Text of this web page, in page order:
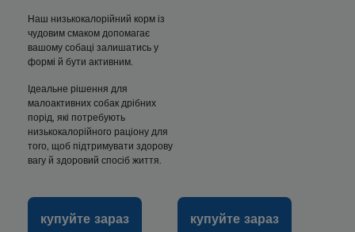
Наш низькокалорійний корм із
чудовим смаком допомагає
вашому собаці залишатись у
формі й бути активним.
Ідеальне рішення для
малоактивних собак дрібних
порід, які потребують
низькокалорійного раціону для
того, щоб підтримувати здорову
вагу й здоровий спосіб життя.
купуйте зараз купуйте зараз